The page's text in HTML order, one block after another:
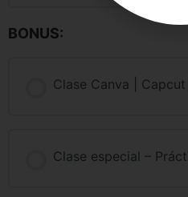
BONUS:
Clase Canva |
Clase especial –